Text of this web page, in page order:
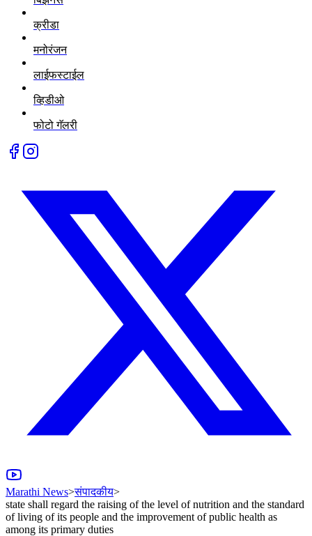
क्रीडा
मनोरंजन
लाईफस्टाईल
व्हिडीओ
फोटो गॅलरी
Marathi News>संपादकीय>
state shall regard the raising of the level of nutrition and the standard
of living of its people and the improvement of public health as
among its primary duties